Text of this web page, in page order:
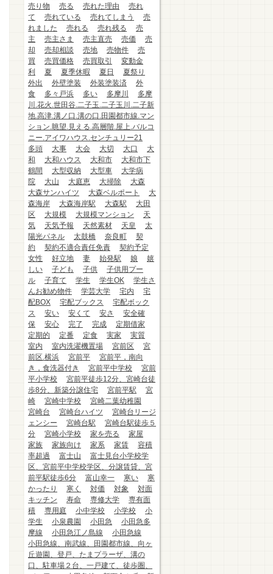
売り物
売る 売れた理由
売れ
て
売れている 売れてしまう
売
れました
売れる 売れ残る
売
主
売主さま 売主直売 売価
売
却
売却相談 売地 売物件
売
買
売買価格 売買取引
変動金
利
夏 夏季休暇 夏日
夏祭り
外出
外壁塗装 外装塗装済
外
食
多々戸浜 多い 多摩川
多摩
川.花火.世田谷.二子玉.二子玉川.二子新
地.高津.溝ノ口.溝の口.田園都市線.マン
ション.眺望.見える.高層階.屋上.バルコ
ニー.アイワハウス.センチュリー21
多頭
大事 大会 大切 大口
大
和
大和ハウス 大和市
大和市下
鶴間
大型収納 大型車
大学病
院
大山 大庭恵 大掃除
大森
大森サンハイツ
大森ベルポート
大
森海岸
大森海岸駅 大森駅
大田
区
大規模 大規模マンション
天
気
天気予報 天然素材 天皇
太
陽光パネル
太鼓橋 奈良町
契
約
契約不適合責任免責
契約予定
女性
好立地 妻 始発駅 娘
嬉
しい
子ども 子供
子供用プー
ル
子育て 学生 学生OK
学生さ
んお勧め物件
学芸大学 宅内
宅
配BOX
宅配ブックス
宅配ボック
ス
安い 安くて 安さ
安全確
保
安心 完了 完成
定期借家
定期的
定番 定食 実家
実質
室内
室内洗濯機置場 宮前区
宮
前区.横浜
宮前平
宮前平，南向
き，食洗器付き
宮前平中学校
宮前
平小学校
宮前平徒歩12分、宮崎台徒
歩8分、新築分譲住宅
宮前平駅
宮
崎
宮崎中学校
宮崎二葉幼稚園
宮崎台
宮崎台ハイツ
宮崎台リージ
ェンシー
宮崎台駅
宮崎台駅徒歩５
分
宮崎小学校 家を売る
家屋
家族
家族向け 家系 家賃
容積
率超過
富士山
富士見台小学校学
区、宮前平中学校学区、分譲賃貸、宮
前平駅徒歩6分
富山幸一 寒い
寒
かったり
寒く 対価 対象
対面
キッチン
寿命 専修大学
専有面
積
専用庭 小中学校 小学校
小
学生
小泉農園 小田急
小田急多
摩線
小田急江ノ島線
小田急線
小田急線、南武線、田園都市線、向ヶ
丘遊園、登戸、たまプラーザ、溝の
口、駐車場２台、一戸建て、徒歩圏、